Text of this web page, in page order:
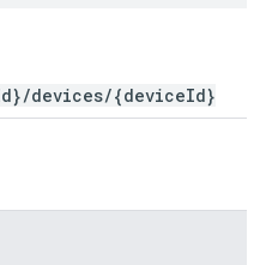
devices/{deviceId}